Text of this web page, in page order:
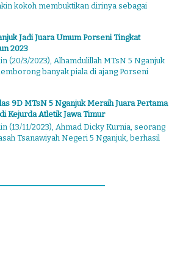
kokoh membuktikan dirinya sebagai
Jadi Juara Umum Porseni Tingkat
2023
(20/3/2023), Alhamdulillah MTsN 5 Nganjuk
banyak piala di ajang Porseni
9D MTsN 5 Nganjuk Meraih Juara Pertama
Kejurda Atletik Jawa Timur
(13/11/2023), Ahmad Dicky Kurnia, seorang
Tsanawiyah Negeri 5 Nganjuk, berhasil